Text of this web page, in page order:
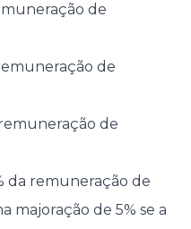
de
de
de
da remuneração de
majoração de 5% se a